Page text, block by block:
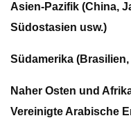
Asien-Pazifik (China,
Südostasien usw.)
Südamerika
Naher Osten und
Vereinigte Arabische